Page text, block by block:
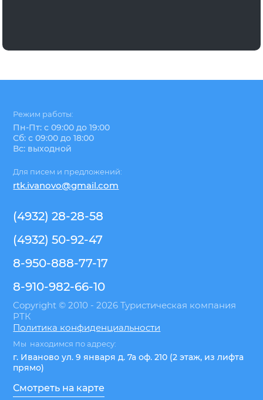
Режим работы:
Пн-Пт: с 09:00 до 19:00
Сб: с 09:00 до 18:00
Вс: выходной
Для писем и предложений:
rtk.ivanovo@gmail.com
(4932) 28-28-58
(4932) 50-92-47
8-950-888-77-17
8-910-982-66-10
Copyright © 2010 - 2026 Туристическая компания
РТК
Политика конфиденциальности
Мы находимся по адресу:
г. Иваново ул. 9 января д. 7а оф. 210 (2 этаж, из лифта
прямо)
Смотреть на карте